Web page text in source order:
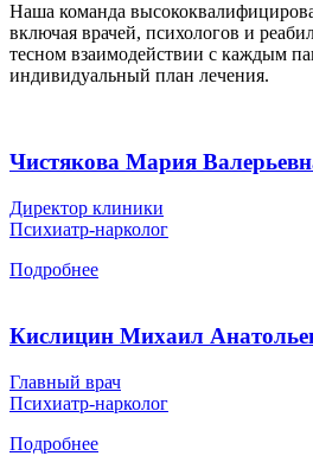
Наша команда
включая врачей, психологов и
тесном взаимодействии с каждым
индивидуальный план лечения.
Чистякова Мария
Директор клиники
Психиатр-нарколог
Подробнее
Кислицин Михаил
Главный врач
Психиатр-нарколог
Подробнее